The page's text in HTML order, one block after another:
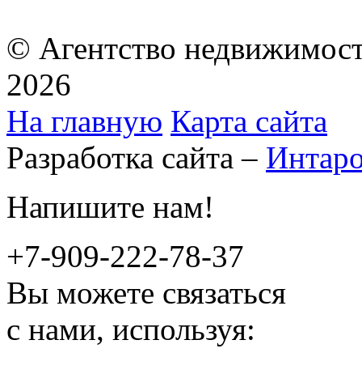
© Агентство
2026
На главную Карта сайта
Разработка сайта –
Напишите нам!
+7-909-222-78-37
Вы можете связаться
с нами, используя: